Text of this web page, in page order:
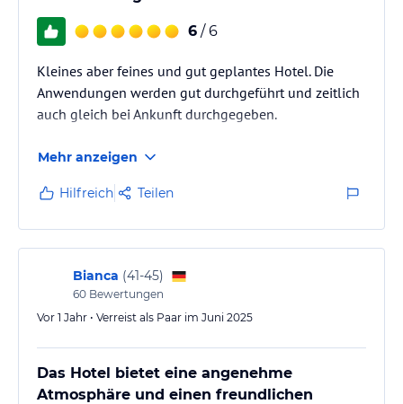
Verfasst von HolidayCheck mit Hilfe von KI. Alle
Angaben ohne Gewähr. Bitte lies vor der Buchung die
verbindlichen
Angebotsdetails
6 / 6
Kleines aber feines und gut geplantes Hotel. Die
Anwendungen werden gut durchgeführt und zeitlich
auch gleich bei Ankunft durchgegeben.
Mehr anzeigen
Hilfreich Teilen
Bianca (41-45)
60 Bewertungen
Vor 1 Jahr • Verreist als Paar im Juni 2025
Das Hotel bietet eine angenehme
Atmosphäre und einen freundlichen